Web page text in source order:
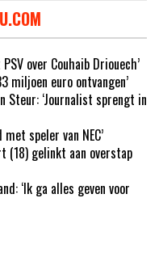
over Couhaib Driouech’
miljoen euro ontvangen’
Steur: ‘Journalist sprengt in
speler van NEC’
(18) gelinkt aan overstap
‘Ik ga alles geven voor